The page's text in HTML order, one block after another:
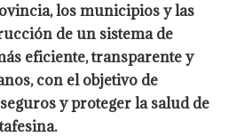
los municipios y las
de un sistema de
eficiente, transparente y
con el objetivo de
y proteger la salud de